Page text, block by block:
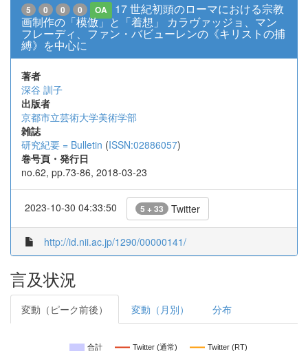
5 0 0 0 OA
17 世紀初頭のローマにおける宗教
画制作の「模倣」と「着想」 カラヴァッジョ、マン
フレーディ、ファン・バビューレンの《キリストの捕
縛》を中心に
著者
深谷 訓子
出版者
京都市立芸術大学美術学部
雑誌
研究紀要 = Bulletin (ISSN:02886057)
巻号頁・発行日
no.62, pp.73-86, 2018-03-23
2023-10-30 04:33:50 5 + 33 Twitter
http://id.nii.ac.jp/1290/00000141/
言及状況
変動（ピーク前後） 変動（月別） 分布
合計 Twitter (通常) Twitter (RT)